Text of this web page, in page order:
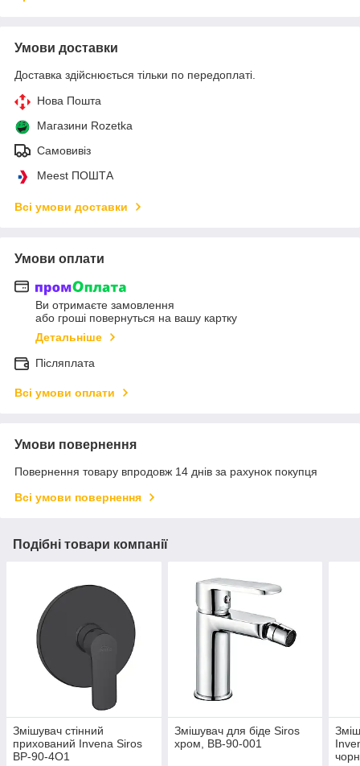
Умови доставки
Доставка здійснюється тільки по передоплаті.
Нова Пошта
Магазини Rozetka
Самовивіз
Meest ПОШТА
Всі умови доставки
Умови оплати
Ви отримаєте замовлення
або гроші повернуться на вашу картку
Детальніше
Післяплата
Всі умови оплати
Умови повернення
Повернення товару впродовж 14 днів за рахунок покупця
Всі умови повернення
Подібні товари компанії
Змішувач стінний
прихований Invena Siros
BP-90-4O1
Змішувач для біде Siros
хром, BB-90-001